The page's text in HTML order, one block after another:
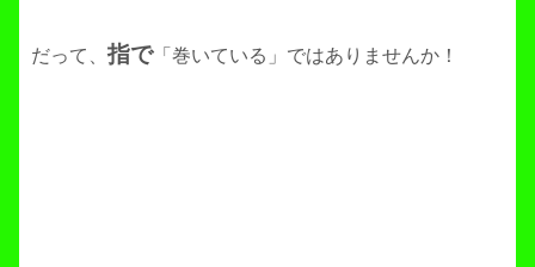
だって、 指で「巻いている」ではありませんか！